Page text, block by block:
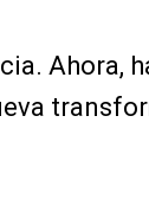
Ahora,